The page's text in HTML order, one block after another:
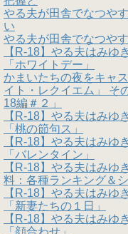
やる夫が田舎でなつ
い
やる夫が田舎でなつ
【R-18】やる夫はみゆ
「ホワイトデー」
かまいたちの夜をキャ
イト・レクイエム」 そ
18編＃２」
【R-18】やる夫はみゆ
「桃の節句ス」
【R-18】やる夫はみゆ
「バレンタイン」
【R-18】やる夫はみゆ
料：各種ランキング＆
【R-18】やる夫はみゆ
「新妻たちの１日」
【R-18】やる夫はみゆ